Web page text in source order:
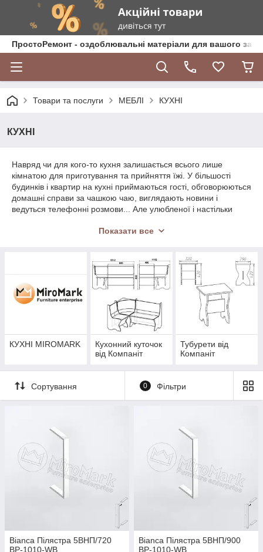
ПростоРемонт - оздоблювальні матеріали для вашого
Товари та послуги МЕБЛІ КУХНІ
КУХНІ
Навряд чи для кого-то кухня залишається всього лише
кімнатою для приготування та прийняття їжі. У більшості
будинків і квартир на кухні приймаються гості, обговорюються
домашні справи за чашкою чаю, виглядають новини і
ведуться телефонні розмови... Але улюбленої і настільки
облаштованого інтер'єру, який покликаний бути не просто
Показати все
КУХНІ MIROMARK
Кухонний куточок
від Компаніт
Тубурети від
Компаніт
Сортування 0 Фільтри
Bianca Пілястра 5ВНП/720
BР-1010-WB
Bianca Пілястра 5ВНП/900
BР-1010-WB